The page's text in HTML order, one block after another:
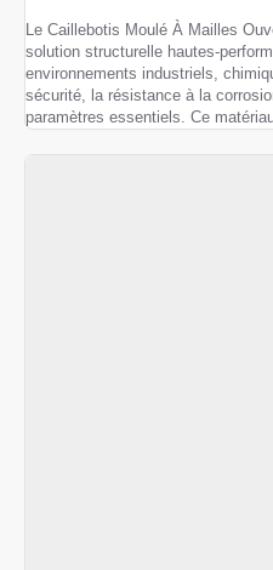
Le Caillebotis Moulé À Mailles
solution structurelle hautes-performances conçue pour les
environnements industriels,
sécurité, la résistance à la